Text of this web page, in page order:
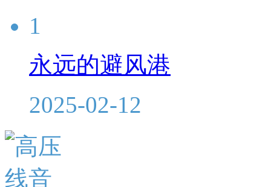
1
永远的避风港
2025-02-12